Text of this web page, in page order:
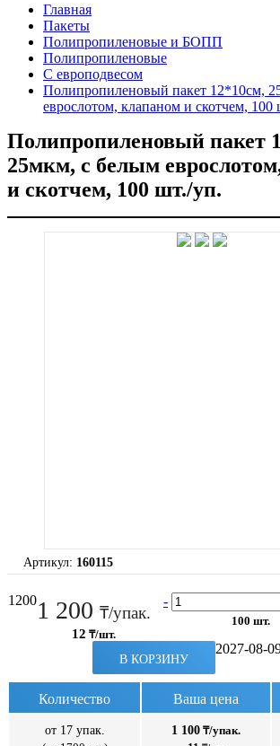
Главная
Пакеты
Полипропиленовые и БОПП
Полипропиленовые
С европодвесом
Полипропиленовый пакет 12*10см,
еврослотом, клапаном и скотчем, 100
Полипропиленовый пакет
25мкм, с белым
и скотчем, 100 шт./уп.
Артикул: 160115
12001 200 ₸/упак.
12 ₸/шт.
-
100 шт.
В КОРЗИНУ
2027-08-
Количество Ваша цена
от 17 упак.
1 100 ₸/упак.